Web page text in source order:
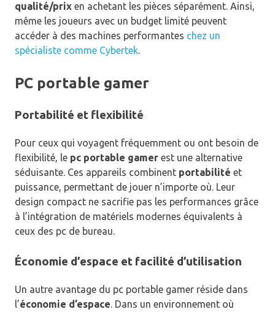
qualité/prix en achetant les pièces séparément. Ainsi,
même les joueurs avec un budget limité peuvent
accéder à des machines performantes chez un
spécialiste comme Cybertek.
PC portable gamer
Portabilité et flexibilité
Pour ceux qui voyagent fréquemment ou ont besoin de
flexibilité, le pc portable gamer est une alternative
séduisante. Ces appareils combinent portabilité et
puissance, permettant de jouer n’importe où. Leur
design compact ne sacrifie pas les performances grâce
à l’intégration de matériels modernes équivalents à
ceux des pc de bureau.
Économie d’espace et facilité d’utilisation
Un autre avantage du pc portable gamer réside dans
l’économie d’espace. Dans un environnement où